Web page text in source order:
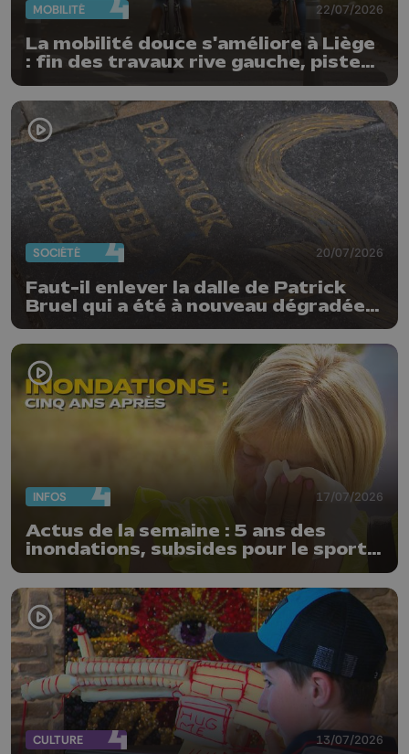
MOBILITÉ 22/07/2026
La mobilité douce s'améliore à Liège
: fin des travaux rive gauche, pistes
Guillemins...
SOCIÉTÉ 20/07/2026
Faut-il enlever la dalle de Patrick
Bruel qui a été à nouveau dégradée ?
"Nos ouvriers sont en vacances"
INFOS 17/07/2026
Actus de la semaine : 5 ans des
inondations, subsides pour le sport
CULTURE 13/07/2026